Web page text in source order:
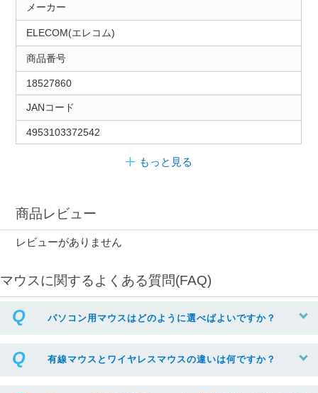
メーカー
ELECOM(エレコム)
商品番号
18527860
JANコード
4953103372542
もっと見る
商品レビュー
レビューがありません
マウスに関するよくある質問(FAQ)
パソコン用マウスはどのように選べばよいですか？
有線マウスとワイヤレスマウスの違いは何ですか？